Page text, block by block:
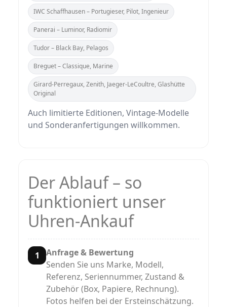
IWC Schaffhausen – Portugieser, Pilot, Ingenieur
Panerai – Luminor, Radiomir
Tudor – Black Bay, Pelagos
Breguet – Classique, Marine
Girard‑Perregaux, Zenith, Jaeger‑LeCoultre, Glashütte
Original
Auch limitierte Editionen, Vintage‑Modelle
und Sonderanfertigungen willkommen.
Der Ablauf – so
funktioniert unser
Uhren‑Ankauf
1
Anfrage & Bewertung
Senden Sie uns Marke, Modell,
Referenz, Seriennummer, Zustand &
Zubehör (Box, Papiere, Rechnung).
Fotos helfen bei der Ersteinschätzung.